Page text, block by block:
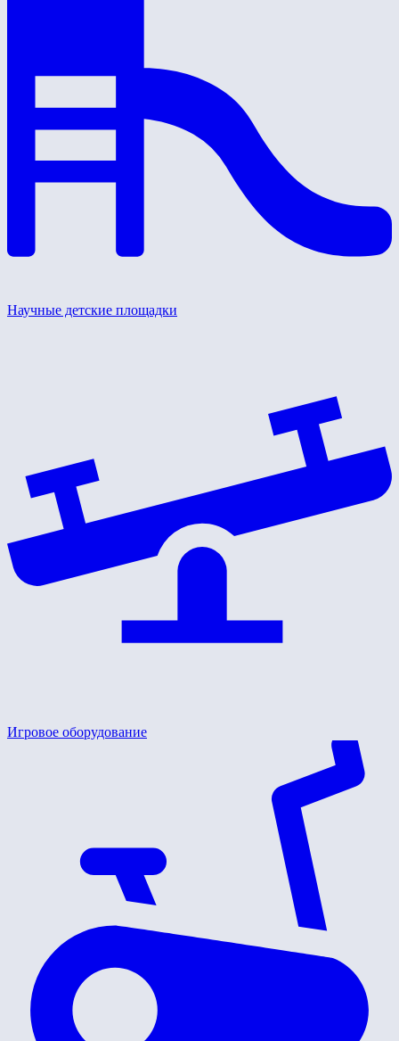
Научные детские площадки
Игровое оборудование